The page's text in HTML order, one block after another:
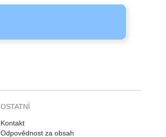
OSTATNÍ
Kontakt
Odpovědnost za obsah